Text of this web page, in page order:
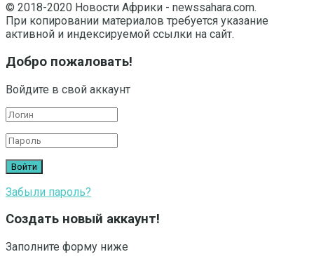
© 2018-2020 Новости Африки - newssahara.com.
При копировании материалов требуется указание
активной и индексируемой ссылки на сайт.
Добро пожаловать!
Войдите в свой аккаунт
Забыли пароль?
Создать новый аккаунт!
Заполните форму ниже